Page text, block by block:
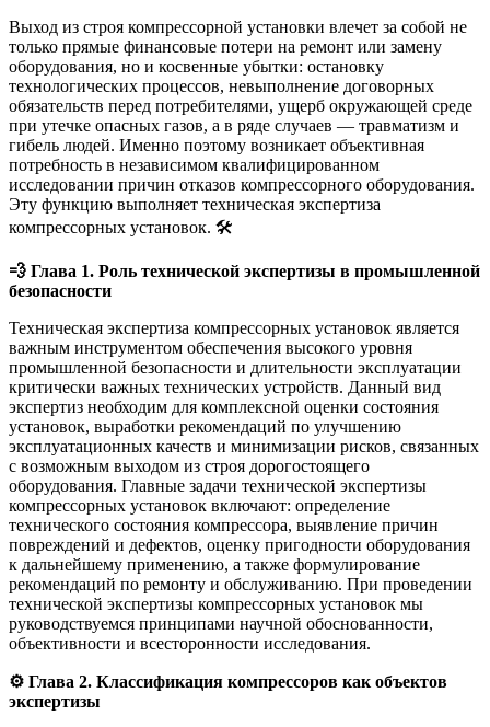
Выход из строя компрессорной установки влечет за собой не
только прямые финансовые потери на ремонт или замену
оборудования, но и косвенные убытки: остановку
технологических процессов, невыполнение договорных
обязательств перед потребителями, ущерб окружающей среде
при утечке опасных газов, а в ряде случаев — травматизм и
гибель людей. Именно поэтому возникает объективная
потребность в независимом квалифицированном
исследовании причин отказов компрессорного оборудования.
Эту функцию выполняет техническая экспертиза
компрессорных установок. 🛠️
💨 Глава 1. Роль технической экспертизы в промышленной
безопасности
Техническая экспертиза компрессорных установок является
важным инструментом обеспечения высокого уровня
промышленной безопасности и длительности эксплуатации
критически важных технических устройств. Данный вид
экспертиз необходим для комплексной оценки состояния
установок, выработки рекомендаций по улучшению
эксплуатационных качеств и минимизации рисков, связанных
с возможным выходом из строя дорогостоящего
оборудования. Главные задачи технической экспертизы
компрессорных установок включают: определение
технического состояния компрессора, выявление причин
повреждений и дефектов, оценку пригодности оборудования
к дальнейшему применению, а также формулирование
рекомендаций по ремонту и обслуживанию. При проведении
технической экспертизы компрессорных установок мы
руководствуемся принципами научной обоснованности,
объективности и всесторонности исследования.
⚙️ Глава 2. Классификация компрессоров как объектов
экспертизы